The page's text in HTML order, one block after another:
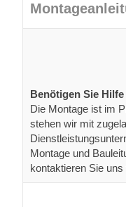
Benötigen Sie
Die Montage ist im
stehen wir mit
Montage und
kontaktieren Sie